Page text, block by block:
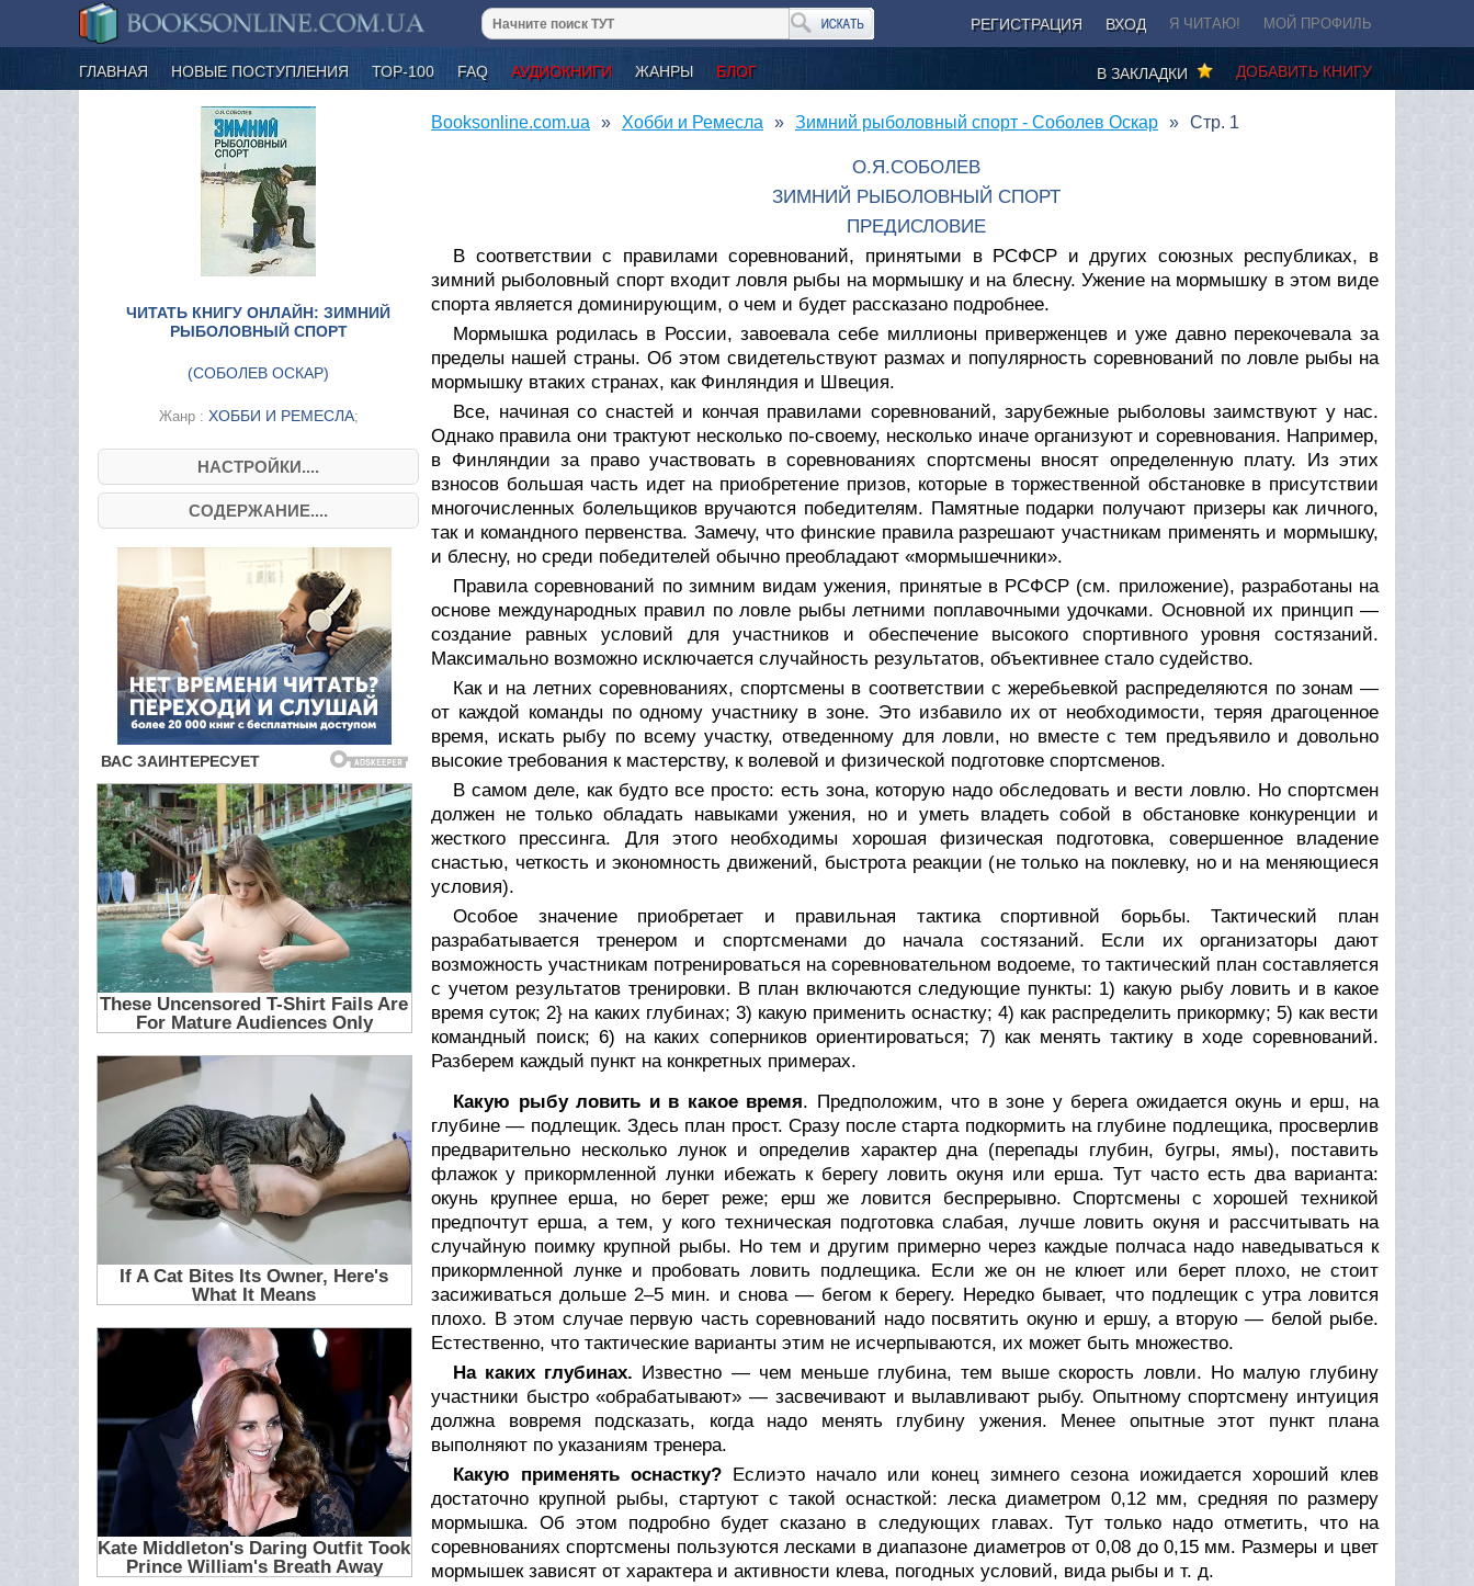
РЕГИСТРАЦИЯ ВХОД Я ЧИТАЮ! МОЙ ПРОФИЛЬ
ГЛАВНАЯ НОВЫЕ ПОСТУПЛЕНИЯ ТОР-100 FAQ АУДИОКНИГИ ЖАНРЫ БЛОГ ДОБАВИТЬ КНИГУ
В ЗАКЛАДКИ
ЧИТАТЬ КНИГУ ОНЛАЙН: ЗИМНИЙ
РЫБОЛОВНЫЙ СПОРТ
(СОБОЛЕВ ОСКАР)
Жанр : ХОББИ И РЕМЕСЛА;
НАСТРОЙКИ....
СОДЕРЖАНИЕ....
Booksonline.com.ua Хобби и Ремесла Зимний рыболовный спорт - Соболев Оскар Стр. 1
О.Я.СОБОЛЕВ
ЗИМНИЙ РЫБОЛОВНЫЙ СПОРТ
ПРЕДИСЛОВИЕ
В соответствии с правилами соревнований, принятыми в РСФСР и других союзных республиках, в
зимний рыболовный спорт входит ловля рыбы на мормышку и на блесну. Ужение на мормышку в этом виде
спорта является доминирующим, о чем и будет рассказано подробнее.
Мормышка родилась в России, завоевала себе миллионы приверженцев и уже давно перекочевала за
пределы нашей страны. Об этом свидетельствуют размах и популярность соревнований по ловле рыбы на
мормышку втаких странах, как Финляндия и Швеция.
Все, начиная со снастей и кончая правилами соревнований, зарубежные рыболовы заимствуют у нас.
Однако правила они трактуют несколько по-своему, несколько иначе организуют и соревнования. Например,
в Финляндии за право участвовать в соревнованиях спортсмены вносят определенную плату. Из этих
взносов большая часть идет на приобретение призов, которые в торжественной обстановке в присутствии
многочисленных болельщиков вручаются победителям. Памятные подарки получают призеры как личного,
так и командного первенства. Замечу, что финские правила разрешают участникам применять и мормышку,
и блесну, но среди победителей обычно преобладают «мормышечники».
Правила соревнований по зимним видам ужения, принятые в РСФСР (см. приложение), разработаны на
основе международных правил по ловле рыбы летними поплавочными удочками. Основной их принцип —
создание равных условий для участников и обеспечение высокого спортивного уровня состязаний.
Максимально возможно исключается случайность результатов, объективнее стало судейство.
Как и на летних соревнованиях, спортсмены в соответствии с жеребьевкой распределяются по зонам —
от каждой команды по одному участнику в зоне. Это избавило их от необходимости, теряя драгоценное
время, искать рыбу по всему участку, отведенному для ловли, но вместе с тем предъявило и довольно
высокие требования к мастерству, к волевой и физической подготовке спортсменов.
В самом деле, как будто все просто: есть зона, которую надо обследовать и вести ловлю. Но спортсмен
должен не только обладать навыками ужения, но и уметь владеть собой в обстановке конкуренции и
жесткого прессинга. Для этого необходимы хорошая физическая подготовка, совершенное владение
снастью, четкость и экономность движений, быстрота реакции (не только на поклевку, но и на меняющиеся
условия).
Особое значение приобретает и правильная тактика спортивной борьбы. Тактический план
разрабатывается тренером и спортсменами до начала состязаний. Если их организаторы дают
возможность участникам потренироваться на соревновательном водоеме, то тактический план составляется
с учетом результатов тренировки. В план включаются следующие пункты: 1) какую рыбу ловить и в какое
время суток; 2} на каких глубинах; 3) какую применить оснастку; 4) как распределить прикормку; 5) как вести
командный поиск; 6) на каких соперников ориентироваться; 7) как менять тактику в ходе соревнований.
Разберем каждый пункт на конкретных примерах.
Какую рыбу ловить и в какое время. Предположим, что в зоне у берега ожидается окунь и ерш, на
глубине — подлещик. Здесь план прост. Сразу после старта подкормить на глубине подлещика, просверлив
предварительно несколько лунок и определив характер дна (перепады глубин, бугры, ямы), поставить
флажок у прикормленной лунки ибежать к берегу ловить окуня или ерша. Тут часто есть два варианта:
окунь крупнее ерша, но берет реже; ерш же ловится беспрерывно. Спортсмены с хорошей техникой
предпочтут ерша, а тем, у кого техническая подготовка слабая, лучше ловить окуня и рассчитывать на
случайную поимку крупной рыбы. Но тем и другим примерно через каждые полчаса надо наведываться к
прикормленной лунке и пробовать ловить подлещика. Если же он не клюет или берет плохо, не стоит
засиживаться дольше 2–5 мин. и снова — бегом к берегу. Нередко бывает, что подлещик с утра ловится
плохо. В этом случае первую часть соревнований надо посвятить окуню и ершу, а вторую — белой рыбе.
Естественно, что тактические варианты этим не исчерпываются, их может быть множество.
На каких глубинах. Известно — чем меньше глубина, тем выше скорость ловли. Но малую глубину
участники быстро «обрабатывают» — засвечивают и вылавливают рыбу. Опытному спортсмену интуиция
должна вовремя подсказать, когда надо менять глубину ужения. Менее опытные этот пункт плана
выполняют по указаниям тренера.
Какую применять оснастку? Еслиэто начало или конец зимнего сезона иожидается хороший клев
достаточно крупной рыбы, стартуют с такой оснасткой: леска диаметром 0,12 мм, средняя по размеру
мормышка. Об этом подробно будет сказано в следующих главах. Тут только надо отметить, что на
соревнованиях спортсмены пользуются лесками в диапазоне диаметров от 0,08 до 0,15 мм. Размеры и цвет
мормышек зависят от характера и активности клева, погодных условий, вида рыбы и т. д.